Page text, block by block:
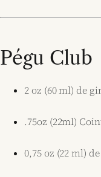
Pégu Club
2 oz (60 ml) de
.75oz (22ml)
0,75 oz (22 ml)